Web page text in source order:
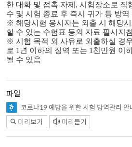
한 대화 및 접촉 자제, 시험장소로 직
수 및 시험 종료 후 즉시 귀가 등 방역
※ 해당시험 응시자는 외출 시 해당
할 수 있는 수험표 등의 자료 필시 지
※ 시험 목적 외 사유로 외출하실 경
로 1년 이하의 징역 또는 1천만원 이
될 수 있음
파일
미리보기 미리듣기